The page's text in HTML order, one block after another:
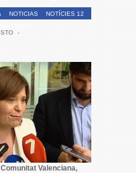
NOTICIAS
NOTÍCIES 12
-
Valenciana,